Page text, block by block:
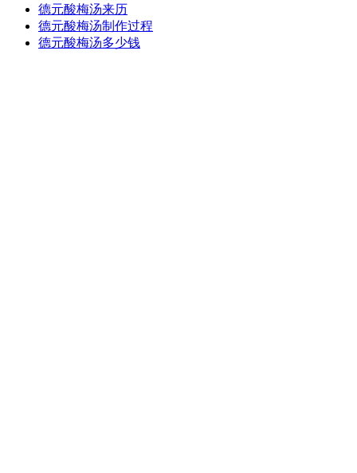
德元酸梅汤来历
德元酸梅汤制作过程
德元酸梅汤多少钱